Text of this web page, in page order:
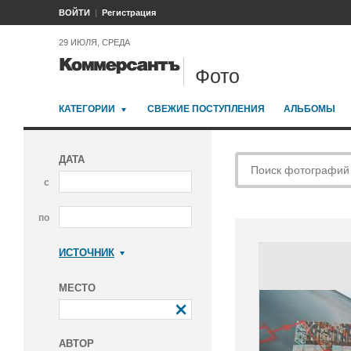
ВОЙТИ Регистрация
29 ИЮЛЯ, СРЕДА
Фото
КАТЕГОРИИ СВЕЖИЕ ПОСТУПЛЕНИЯ АЛЬБОМЫ
ДАТА
с
по
ИСТОЧНИК
МЕСТО
АВТОР